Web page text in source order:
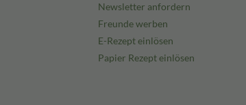
Newsletter anfordern
Freunde werben
E-Rezept einlösen
Papier Rezept einlösen